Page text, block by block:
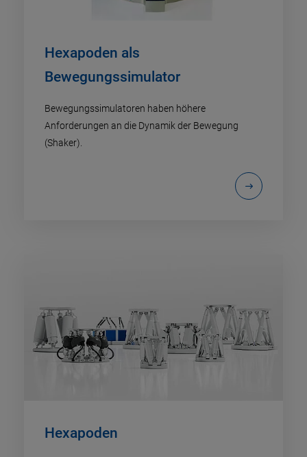
Hexapoden als
Bewegungssimulator
Bewegungssimulatoren haben höhere
Anforderungen an die Dynamik der Bewegung
(Shaker).
Hexapoden